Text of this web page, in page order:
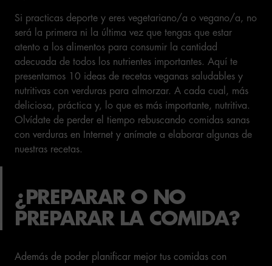
Si practicas deporte y eres vegetariano/a o vegano/a, no
será la primera ni la última vez que tengas que estar
atento a los alimentos para consumir la cantidad
adecuada de todos los nutrientes importantes. Aquí te
presentamos 10 ideas de recetas veganas saludables y
nutritivas con verduras para almorzar. A cada cual, más
deliciosa, práctica y, lo que es más importante, nutritiva.
Olvídate de perder el tiempo rebuscando comidas sanas
con verduras en Internet y anímate a elaborar algunas de
nuestras recetas.
¿PREPARAR O NO
PREPARAR LA COMIDA?
Además de poder planificar mejor tus comidas con